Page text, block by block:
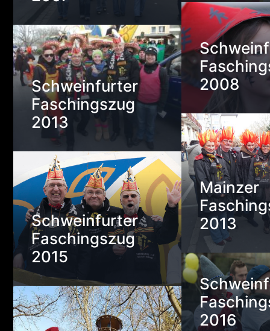
2008
Schweinfurter
Faschingszug
2013
Mainzer
2013
Schweinfurter
Faschingszug
2015
2016